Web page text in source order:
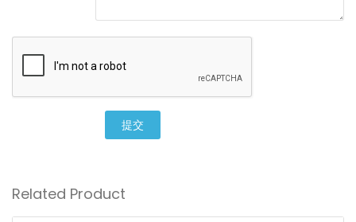
提交
Related Product